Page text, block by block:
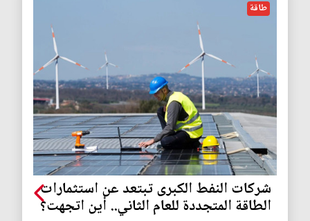
طاقة
شركات النفط الكبرى تبتعد عن استثمارات
الطاقة المتجددة للعام الثاني.. أين اتجهت؟